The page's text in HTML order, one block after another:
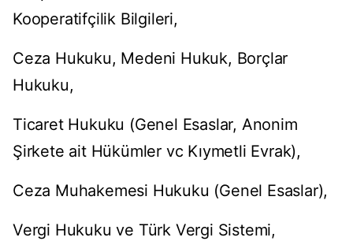
Kooperatifçilik Bilgileri,
Ceza Hukuku, Medeni Hukuk, Borçlar
Hukuku,
Ticaret Hukuku (Genel Esaslar, Anonim
Şirkete ait Hükümler vc Kıymetli Evrak),
Ceza Muhakemesi Hukuku (Genel Esaslar),
Vergi Hukuku ve Türk Vergi Sistemi,